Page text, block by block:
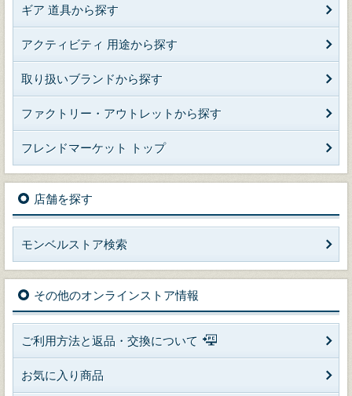
ギア 道具から探す
アクティビティ 用途から探す
取り扱いブランドから探す
ファクトリー・アウトレットから探す
フレンドマーケット トップ
店舗を探す
モンベルストア検索
その他のオンラインストア情報
ご利用方法と返品・交換について
お気に入り商品